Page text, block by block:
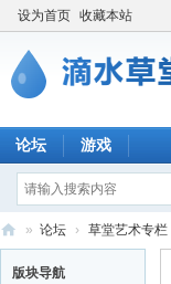
设为首页 收藏本站
论坛 游戏
» 论坛 › 草堂艺术专栏
版块导航